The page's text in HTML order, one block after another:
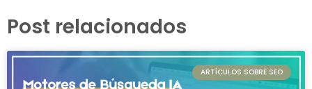
Post relacionados
ARTÍCULOS SOBRE SEO